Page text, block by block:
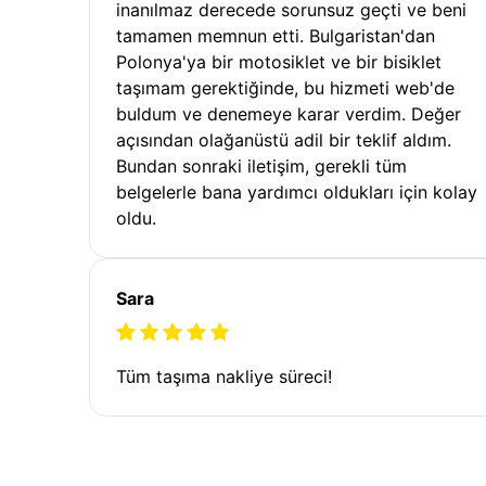
inanılmaz derecede sorunsuz geçti ve beni
tamamen memnun etti. Bulgaristan'dan
Polonya'ya bir motosiklet ve bir bisiklet
taşımam gerektiğinde, bu hizmeti web'de
buldum ve denemeye karar verdim. Değer
açısından olağanüstü adil bir teklif aldım.
Bundan sonraki iletişim, gerekli tüm
belgelerle bana yardımcı oldukları için kolay
oldu.
Sara
Tüm taşıma nakliye süreci!